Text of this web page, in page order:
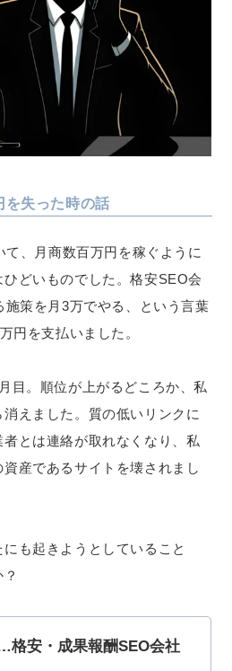
を失った時の話
、月商数百万円を稼ぐように
どいものでした。格安SEO会
策を月3万でやる、という言葉
円を支払いました。
目。順位が上がるどころか、私
えました。質の低いリンクに
とは連絡が取れなくなり、私
産であるサイトを壊されまし
も起きようとしていること